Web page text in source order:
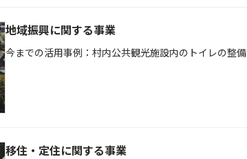
地域振興に関する事業
今までの活用事例：村内公共観光施設内のトイレの整備
移住・定住に関する事業